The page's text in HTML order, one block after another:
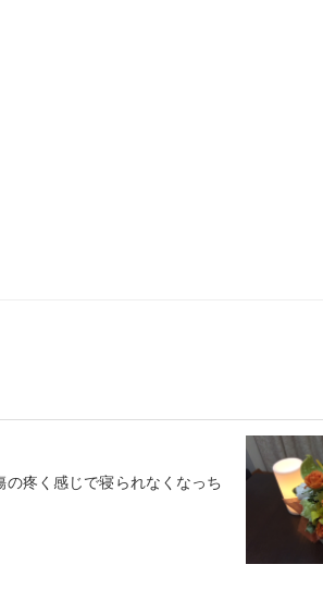
疼く感じで寝られなくなっち